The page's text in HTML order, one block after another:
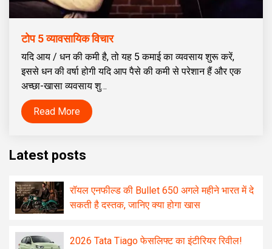
टोप 5 व्यावसायिक विचार
यदि आय / धन की कमी है, तो यह 5 कमाई का व्यवसाय शुरू करें,
इससे धन की वर्षा होगी यदि आप पैसे की कमी से परेशान हैं और एक
अच्छा-खासा व्यवसाय शु…
Read More
Latest posts
रॉयल एनफील्ड की Bullet 650 अगले महीने भारत में दे
सकती है दस्तक, जानिए क्या होगा खास
2026 Tata Tiago फेसलिफ्ट का इंटीरियर रिवील!